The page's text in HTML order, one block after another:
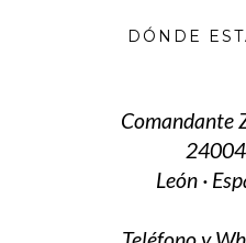
DÓNDE
Comandante
24004
León ·